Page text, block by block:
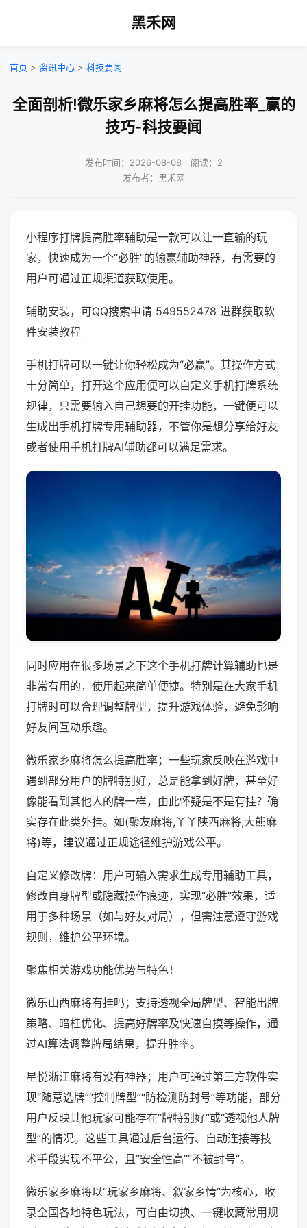
黑禾网
首页 > 资讯中心 > 科技要闻
全面剖析!微乐家乡麻将怎么提高胜率_赢的
技巧-科技要闻
发布时间：2026-08-08｜阅读：2
发布者：黑禾网
小程序打牌提高胜率辅助是一款可以让一直输的玩
家，快速成为一个“必胜”的输赢辅助神器，有需要的
用户可通过正规渠道获取使用。
辅助安装，可QQ搜索申请 549552478 进群获取软
件安装教程
手机打牌可以一键让你轻松成为“必赢”。其操作方式
十分简单，打开这个应用便可以自定义手机打牌系统
规律，只需要输入自己想要的开挂功能，一键便可以
生成出手机打牌专用辅助器，不管你是想分享给好友
或者使用手机打牌AI辅助都可以满足需求。
同时应用在很多场景之下这个手机打牌计算辅助也是
非常有用的，使用起来简单便捷。特别是在大家手机
打牌时可以合理调整牌型，提升游戏体验，避免影响
好友间互动乐趣。
微乐家乡麻将怎么提高胜率；一些玩家反映在游戏中
遇到部分用户的牌特别好，总是能拿到好牌，甚至好
像能看到其他人的牌一样，由此怀疑是不是有挂？确
实存在此类外挂。如(聚友麻将,丫丫陕西麻将,大熊麻
将)等，建议通过正规途径维护游戏公平。
自定义修改牌：用户可输入需求生成专用辅助工具，
修改自身牌型或隐藏操作痕迹，实现“必胜”效果，适
用于多种场景（如与好友对局），但需注意遵守游戏
规则，维护公平环境。
聚焦相关游戏功能优势与特色！
微乐山西麻将有挂吗；支持透视全局牌型、智能出牌
策略、暗杠优化、提高好牌率及快速自摸等操作，通
过AI算法调整牌局结果，提升胜率。
星悦浙江麻将有没有神器；用户可通过第三方软件实
现“随意选牌”“控制牌型”“防检测防封号”等功能，部分
用户反映其他玩家可能存在“牌特别好”或“透视他人牌
型”的情况。这些工具通过后台运行、自动连接等技
术手段实现不平公，且“安全性高”“不被封号”。
微乐家乡麻将以“玩家乡麻将、叙家乡情”为核心，收
录全国各地特色玩法，可自由切换、一键收藏常用规